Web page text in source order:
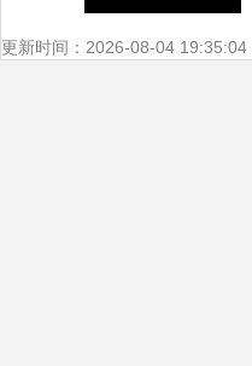
常生活
更新时间：2026-08-04 19:35:04